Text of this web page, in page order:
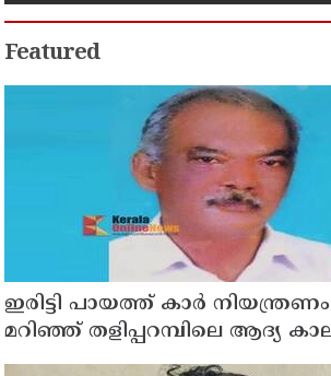
Featured
ഇരിട്ടി പായത്ത് കാർ നിയന്ത്രണം
മറിഞ്ഞ് തളിപ്പറമ്പിലെ ആദ്യ
കോണ്‍ഗ്രസ് നേതാവ് മരിച്ചു